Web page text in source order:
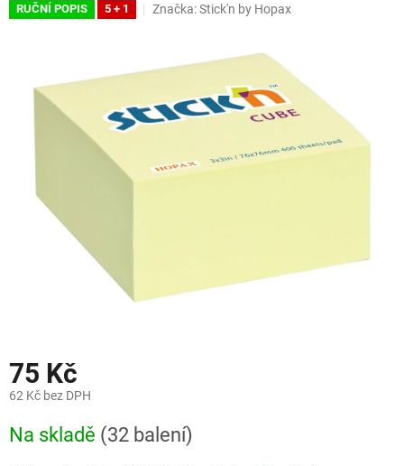
RUČNÍ POPIS 5 + 1 Značka:Stick'n by Hopax
75 Kč
62 Kč bez DPH
cena:
Na skladě (32 balení)